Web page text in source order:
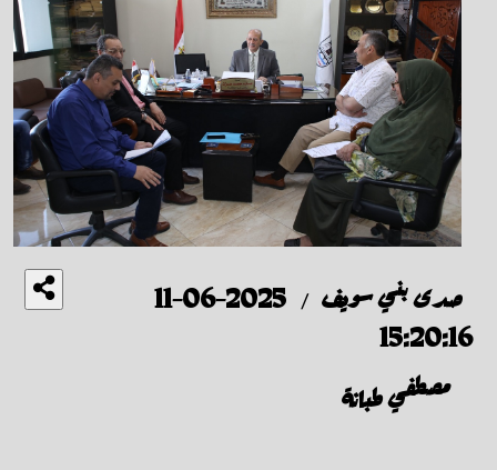
صدى بني سويف /
2025-06-11
15:20:16
مصطفي طبانة